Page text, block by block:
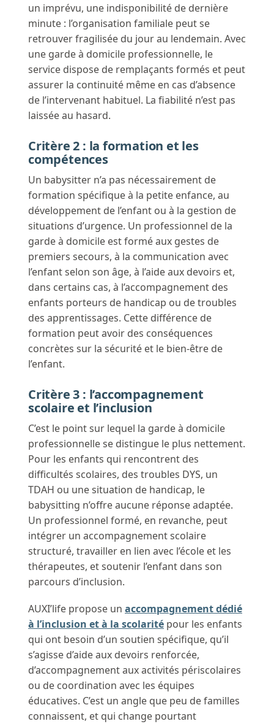
un imprévu, une indisponibilité de dernière
minute : l’organisation familiale peut se
retrouver fragilisée du jour au lendemain. Avec
une garde à domicile professionnelle, le
service dispose de remplaçants formés et peut
assurer la continuité même en cas d’absence
de l’intervenant habituel. La fiabilité n’est pas
laissée au hasard.
Critère 2 : la formation et les
compétences
Un babysitter n’a pas nécessairement de
formation spécifique à la petite enfance, au
développement de l’enfant ou à la gestion de
situations d’urgence. Un professionnel de la
garde à domicile est formé aux gestes de
premiers secours, à la communication avec
l’enfant selon son âge, à l’aide aux devoirs et,
dans certains cas, à l’accompagnement des
enfants porteurs de handicap ou de troubles
des apprentissages. Cette différence de
formation peut avoir des conséquences
concrètes sur la sécurité et le bien-être de
l’enfant.
Critère 3 : l’accompagnement
scolaire et l’inclusion
C’est le point sur lequel la garde à domicile
professionnelle se distingue le plus nettement.
Pour les enfants qui rencontrent des
difficultés scolaires, des troubles DYS, un
TDAH ou une situation de handicap, le
babysitting n’offre aucune réponse adaptée.
Un professionnel formé, en revanche, peut
intégrer un accompagnement scolaire
structuré, travailler en lien avec l’école et les
thérapeutes, et soutenir l’enfant dans son
parcours d’inclusion.
AUXI’life propose un accompagnement dédié
à l’inclusion et à la scolarité pour les enfants
qui ont besoin d’un soutien spécifique, qu’il
s’agisse d’aide aux devoirs renforcée,
d’accompagnement aux activités périscolaires
ou de coordination avec les équipes
éducatives. C’est un angle que peu de familles
connaissent, et qui change pourtant